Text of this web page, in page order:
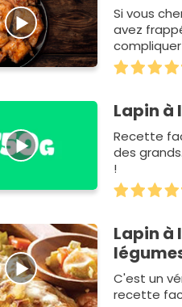
Si vous
avez
Lapin à
Recette
des
!
Lapin à
C'est un
recette